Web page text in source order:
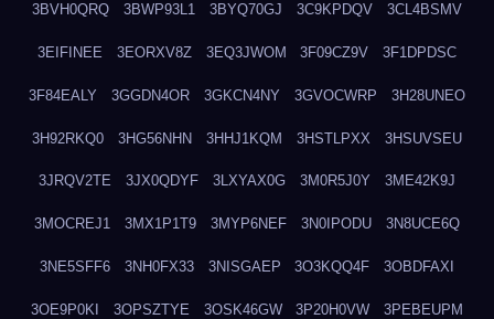
3BVH0QRQ 3BWP93L1 3BYQ70GJ 3C9KPDQV 3CL4BSMV
3EIFINEE 3EORXV8Z 3EQ3JWOM 3F09CZ9V 3F1DPDSC
3F84EALY 3GGDN4OR 3GKCN4NY 3GVOCWRP 3H28UNEO
3H92RKQ0 3HG56NHN 3HHJ1KQM 3HSTLPXX 3HSUVSEU
3JRQV2TE 3JX0QDYF 3LXYAX0G 3M0R5J0Y 3ME42K9J
3MOCREJ1 3MX1P1T9 3MYP6NEF 3N0IPODU 3N8UCE6Q
3NE5SFF6 3NH0FX33 3NISGAEP 3O3KQQ4F 3OBDFAXI
3OE9P0KI 3OPSZTYE 3OSK46GW 3P20H0VW 3PEBEUPM